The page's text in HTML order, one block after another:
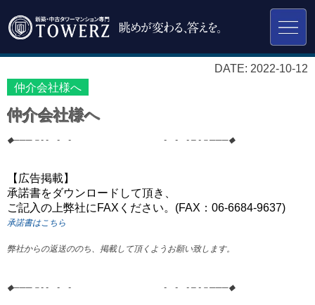
DATE: 2022-10-12
仲介会社様へ
仲介会社様へ
◆─── －- - - - - - - – - －───◆
【広告掲載】
承諾書をダウンロードして頂き、
ご記入の上弊社にFAXください。(FAX：06-6684-9637)
承諾書はこちら
弊社からの返送ののち、掲載して頂くようお願い致します。
◆─── －- - - - - - - – - －───◆